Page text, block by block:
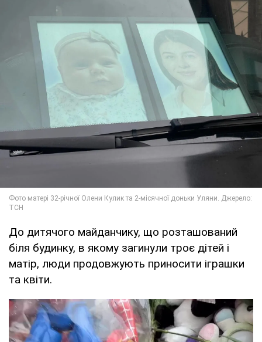
До дитячого майданчику, що розташований
біля будинку, в якому загинули троє дітей і
матір, люди продовжують приносити іграшки
та квіти.